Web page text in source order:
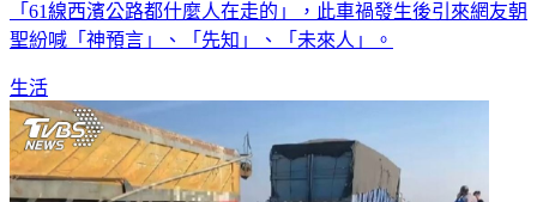
「61線西濱公路都什麼人在走的」，此車禍發生後引來網友朝
聖紛喊「神預言」、「先知」、「未來人」。
生活